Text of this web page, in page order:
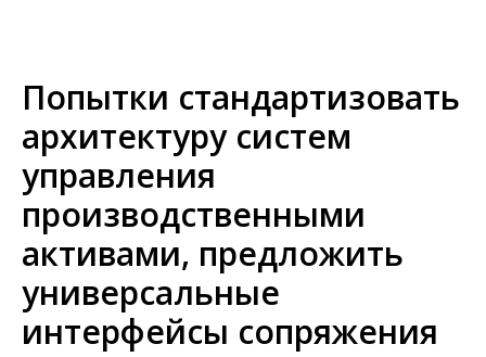
Попытки стандартизовать
архитектуру систем
управления
производственными
активами, предложить
универсальные
интерфейсы сопряжения